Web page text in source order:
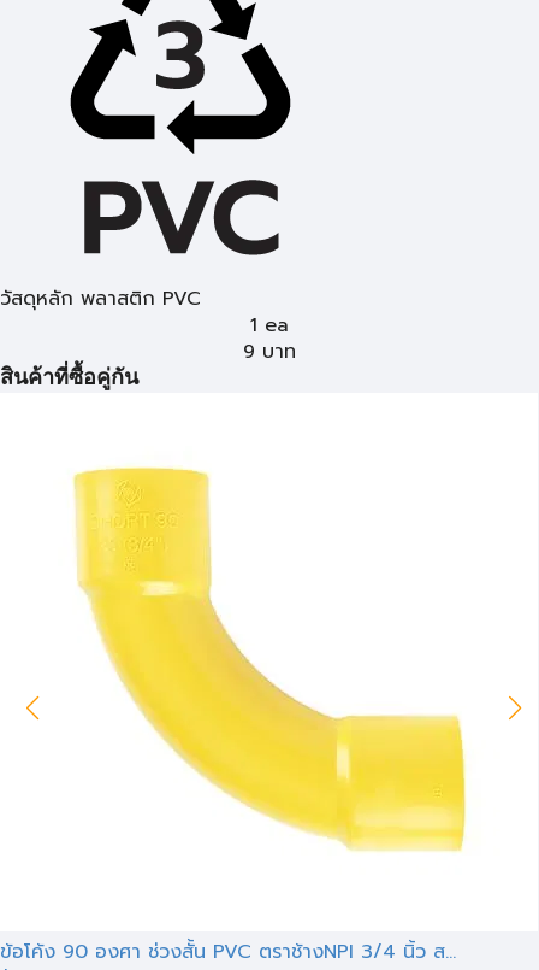
วัสดุหลัก พลาสติก PVC
1 ea
9 บาท
สินค้าที่ซื้อคู่กัน
ข้อโค้ง 90 องศา ช่วงสั้น PVC ตราช้างNPI 3/4 นิ้ว ส...